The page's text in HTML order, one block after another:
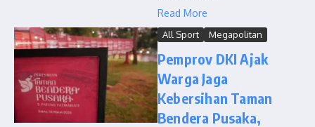
Read More
All Sport Megapolitan
Pemprov DKI Ajak
Warga Jaga
Kebersihan Taman
Bendera Pusaka,